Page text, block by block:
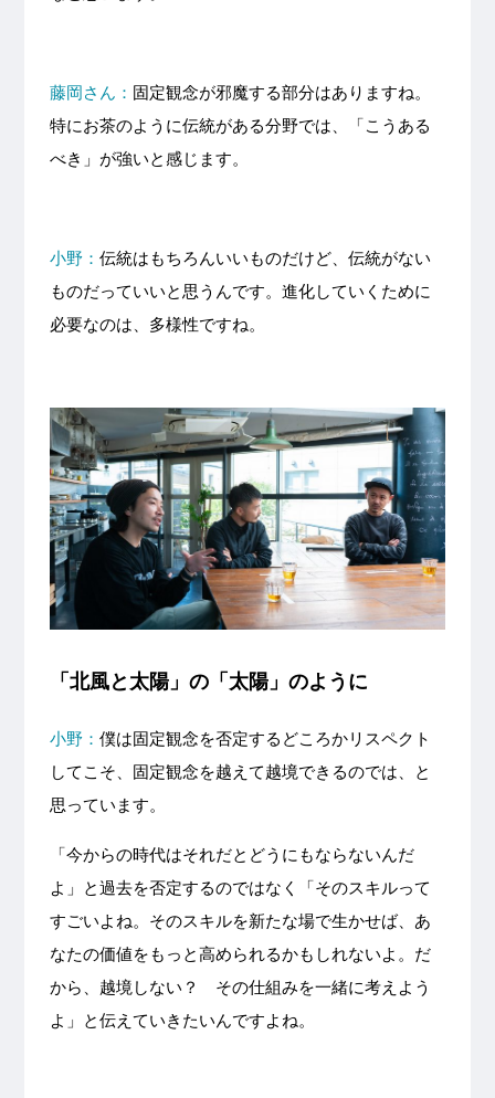
藤岡さん： 固定観念が邪魔する部分はありますね。
特にお茶のように伝統がある分野では、「こうある
べき」が強いと感じます。
小野： 伝統はもちろんいいものだけど、伝統がない
ものだっていいと思うんです。進化していくために
必要なのは、多様性ですね。
「北風と太陽」の「太陽」のように
小野： 僕は固定観念を否定するどころかリスペクト
してこそ、固定観念を越えて越境できるのでは、と
思っています。
「今からの時代はそれだとどうにもならないんだ
よ」と過去を否定するのではなく「そのスキルって
すごいよね。そのスキルを新たな場で生かせば、あ
なたの価値をもっと高められるかもしれないよ。だ
から、越境しない？ その仕組みを一緒に考えよう
よ」と伝えていきたいんですよね。